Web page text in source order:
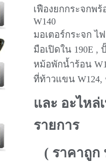
เฟืองยกกระจกพ
W140
มอเตอร์กระจก ไ
มือเปิดใน 190E ,
หม้อพักน้ำร้อน
ที่ท้าวแขน W124,
และ อะไหล่
รายการ
( ราคาถูก